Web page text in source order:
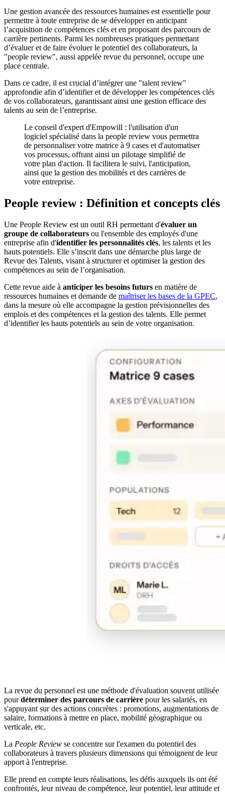
Une gestion avancée des ressources humaines est essentielle pour
permettre à toute entreprise de se développer en anticipant
l’acquisition de compétences clés et en proposant des parcours de
carrière pertinents. Parmi les nombreuses pratiques permettant
d’évaluer et de faire évoluer le potentiel des collaborateurs, la
"people review", aussi appelée revue du personnel, occupe une
place centrale.
Dans ce cadre, il est crucial d’intégrer une "talent review"
approfondie afin d’identifier et de développer les compétences clés
de vos collaborateurs, garantissant ainsi une gestion efficace des
talents au sein de l’entreprise.
Le conseil d'expert d'Empowill : l'utilisation d'un
logiciel spécialisé dans la people review vous permettra
de personnaliser votre matrice à 9 cases et d'automatiser
vos processus, offrant ainsi un pilotage simplifié de
votre plan d'action. Il facilitera le suivi, l'anticipation,
ainsi que la gestion des mobilités et des carrières de
votre entreprise.
People review : Définition et concepts clés
Une People Review est un outil RH permettant d'évaluer un
groupe de collaborateurs ou l'ensemble des employés d'une
entreprise afin d'identifier les personnalités clés, les talents et les
hauts potentiels. Elle s’inscrit dans une démarche plus large de
Revue des Talents, visant à structurer et optimiser la gestion des
compétences au sein de l’organisation.
Cette revue aide à anticiper les besoins futurs en matière de
ressources humaines et demande de maîtriser les bases de la GPEC,
dans la mesure où elle accompagne la gestion prévisionnelles des
emplois et des compétences et la gestion des talents. Elle permet
d’identifier les hauts potentiels au sein de votre organisation.
La revue du personnel est une méthode d'évaluation souvent utilisée
pourdéterminer des parcours de carrière pour les salariés, en
s'appuyant sur des actions concrètes : promotions, augmentations de
salaire, formations à mettre en place, mobilité géographique ou
verticale, etc.
La People Review se concentre sur l'examen du potentiel des
collaborateurs à travers plusieurs dimensions qui témoignent de leur
apport à l'entreprise.
Elle prend en compte leurs réalisations, les défis auxquels ils ont été
confrontés, leur niveau de compétence, leur potentiel, leur attitude et